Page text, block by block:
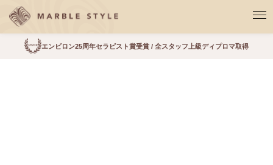
エンビロン25周年セラピスト賞受賞 / 全スタッフ上級ディプロマ取得